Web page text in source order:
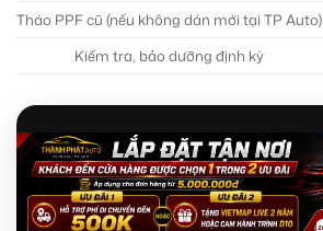
Tháo PPF cũ (nếu không dán mới tại TP Auto)
Kiểm tra, bảo dưỡng định kỳ